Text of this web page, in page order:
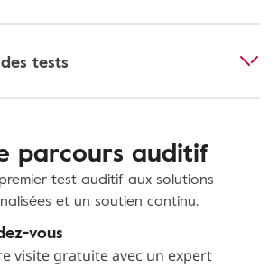
tests
parcours auditif
test auditif aux solutions
et un soutien continu.
vous
visite gratuite avec un expert